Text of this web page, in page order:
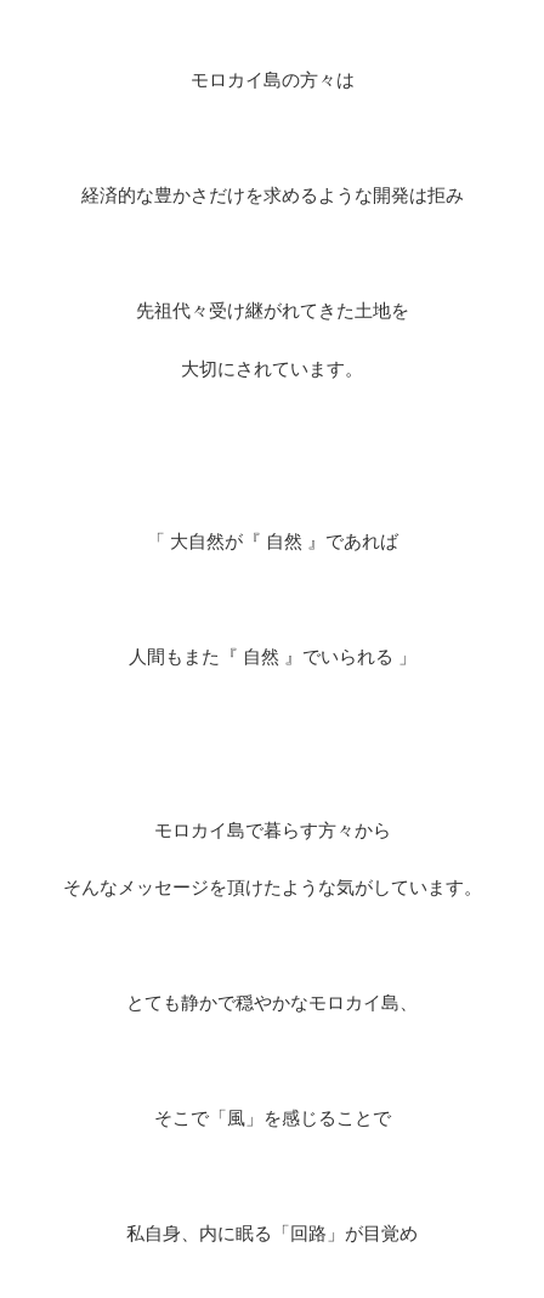
モロカイ島の方々は
経済的な豊かさだけを求めるような開発は拒み
先祖代々受け継がれてきた土地を
大切にされています。
「 大自然が『 自然 』であれば
人間もまた『 自然 』でいられる 」
モロカイ島で暮らす方々から
そんなメッセージを頂けたような気がしています。
とても静かで穏やかなモロカイ島、
そこで「風」を感じることで
私自身、内に眠る「回路」が目覚め